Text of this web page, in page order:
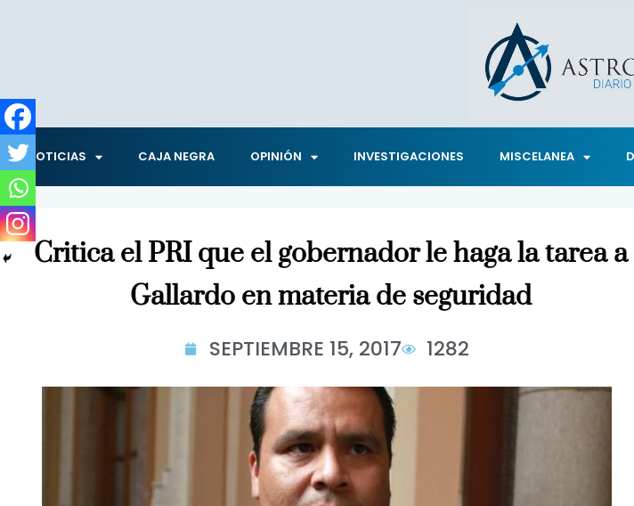
NOTICIAS CAJA NEGRA OPINIÓN INVESTIGACIONES MISCELANEA
Critica el PRI que el gobernador le haga la tarea a
Gallardo en materia de seguridad
SEPTIEMBRE 15, 2017 1282